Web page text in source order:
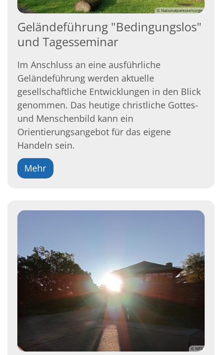
© Nationalparkseelsorge
Geländeführung "Bedingungslos"
und Tagesseminar
Im Anschluss an eine ausführliche
Geländeführung werden aktuelle
gesellschaftliche Entwicklungen in den Blick
genommen. Das heutige christliche Gottes-
und Menschenbild kann ein
Orientierungsangebot für das eigene
Handeln sein.
Mehr
© NPS